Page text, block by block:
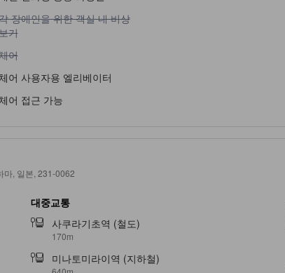
장애인을 위한 객실 내 비상 경보기 이용 불가
장애인을 위한 객실 내 비상
기
어 이용 불가
어
어 사용자용 엘리베이터
어 접근 가능
마, 일본, 231-0062
대중교통
사쿠라기초역 (철도)
170m
미나토미라이역 (지하철)